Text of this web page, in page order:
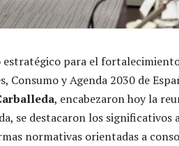
para el
Consumo y Agenda 2030 de
, encabezaron hoy la
se destacaron los significativos
normativas orientadas a